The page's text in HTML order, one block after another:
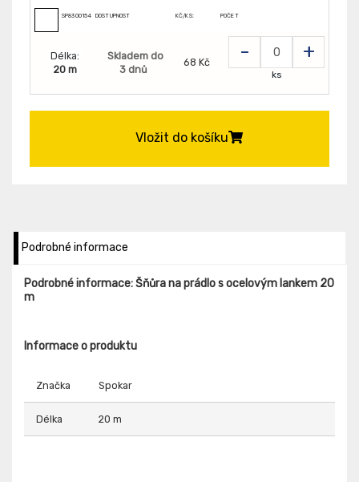
SP8300154200DOSTUPNOST KČ/KS: POČET
Délka:
20 m
Skladem do
3 dnů
68 Kč - +
ks
Vložit do košíku
Podrobné informace
Podrobné informace: Šňůra na prádlo s ocelovým lankem 20
m
Informace o produktu
Značka Spokar
Délka 20 m